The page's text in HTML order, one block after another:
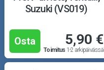
Suzuki (VS019)
Osta 5,90 €
Toimitus 1-2 arkipäivässä